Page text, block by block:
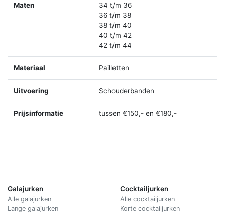
Maten
34 t/m 36
36 t/m 38
38 t/m 40
40 t/m 42
42 t/m 44
Materiaal Pailletten
Uitvoering Schouderbanden
Prijsinformatie tussen €150,- en €180,-
Galajurken
Alle galajurken
Lange galajurken
Cocktailjurken
Alle cocktailjurken
Korte cocktailjurken